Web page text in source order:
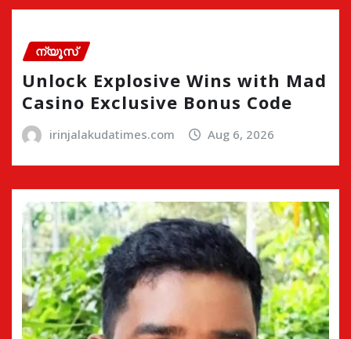
ന്യൂസ്
Unlock Explosive Wins with Mad
Casino Exclusive Bonus Code
irinjalakudatimes.com Aug 6, 2026